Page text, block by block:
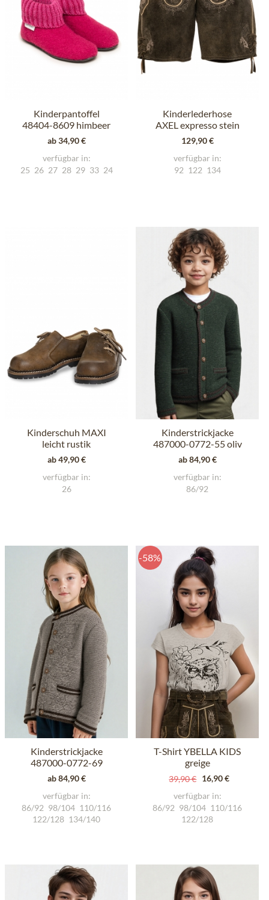
Kinderpantoffel
48404-8609 himbeer
ab 34,90 €
verfügbar in:
25 26 27 28 29 33 24
Kinderlederhose
AXEL expresso stein
129,90 €
verfügbar in:
92 122 134
Kinderschuh MAXI
leicht rustik
ab 49,90 €
verfügbar in:
26
Kinderstrickjacke
487000-0772-55 oliv
ab 84,90 €
verfügbar in:
86/92
Kinderstrickjacke
487000-0772-69
dunkelbraun
ab 84,90 €
verfügbar in:
86/92 98/104 110/116
122/128 134/140
-58%
T-Shirt YBELLA KIDS
greige
39,90 € 16,90 €
verfügbar in:
86/92 98/104 110/116
122/128